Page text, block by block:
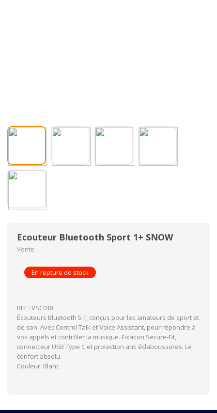
Ecouteur Bluetooth Sport 1+ SNOW
Vente
En repture de stock
REF : VSC018
Écouteurs Bluetooth 5.1, conçus pour les amateurs de sport et
de son. Avec Control Talk et Voice Assistant, pour répondre à
vos appels et contrôler la musique. Fixation Secure-Fit,
connecteur USB Type C et protection anti éclaboussures. Le
confort absolu.
Couleur: Blanc